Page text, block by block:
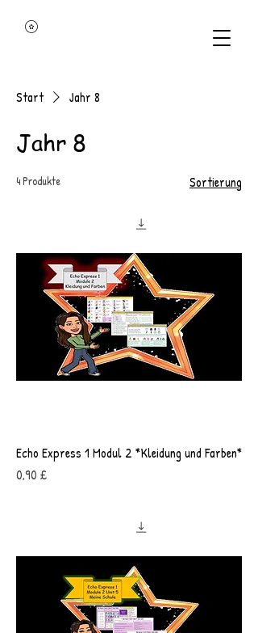
Start Jahr 8
Jahr 8
4 Produkte Sortierung
Echo Express 1 Modul 2 *Kleidung und Farben*
Preis
0,90 £